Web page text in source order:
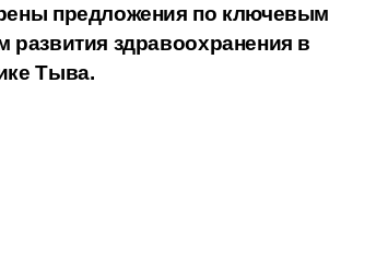
предложения по ключевым
развития здравоохранения в
Тыва.